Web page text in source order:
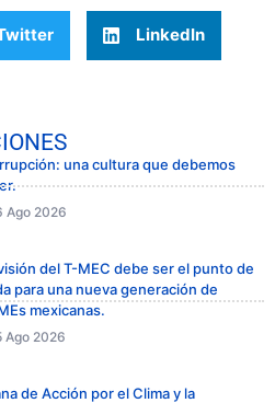
LinkedIn
una cultura que debemos
Ago 2026
del T-MEC debe ser el punto de
para una nueva generación de
mexicanas.
Ago 2026
de Acción por el Clima y la